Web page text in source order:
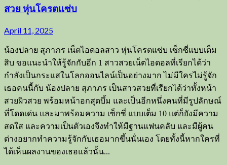
สวย หุ่นโครตแซ่บ
April 11, 2025
น้องปลาย สุภาภร เน็ตไอดอลสาว หุ่นโครตแซ่บ เซ็กซี่แบบเต็ม
สิบ ขอแนะนำให้รู้จักกับอีก 1 สาวสวยเน็ตไอดอลที่เรียกได้ว่า
กำลังเป็นกระแสในโลกออนไลน์เป็นอย่างมาก ไม่มีใครไม่รู้จัก
เธอคนนี้กับ น้องปลาย สุภาภร เป็นสาวสวยที่เรียกได้ว่าทั้งหน้า
สวยผิวสวย พร้อมหน้าอกสุดบึ้ม และเป็นอีกหนึ่งคนที่มีรูปลักษณ์
ที่โดดเด่น และมาพร้อมความ เซ็กซี่ แบบเต็ม 10 แต่ก็ยังมีความ
สดใส และความเป็นตัวเองจึงทำให้มีฐานแฟนคลับ และมีผู้คน
ต่างอยากทำความรู้จักกับเธอมากขึ้นนั่นเอง โดยทั้งนี้หากใครที่
ได้เห็นผลงานของเธอแล้วนั้น...